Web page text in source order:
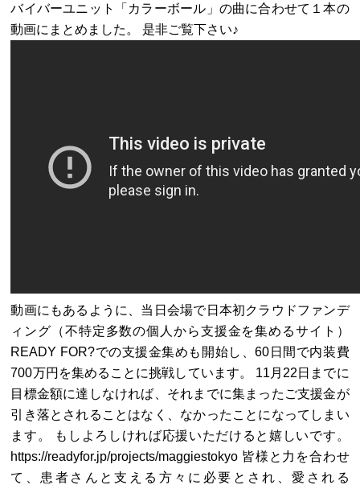
バイバーユニット「カラーボール」の曲に合わせて１本の
動画にまとめました。 是非ご覧下さい♪
動画にもあるように、当日会場で日本初クラウドファンデ
ィング（不特定多数の個人から支援金を集めるサイト）
READY FOR?での支援金集めも開始し、60日間で内装費
700万円を集めることに挑戦しています。 11月22日までに
目標金額に達しなければ、それまでに集まったご支援金が
引き落とされることはなく、なかったことになってしまい
ます。 もしよろしければ応援いただけると嬉しいです。
https://readyfor.jp/projects/maggiestokyo 皆様と力を合わせ
て、患者さんと支える方々に必要とされ、愛される